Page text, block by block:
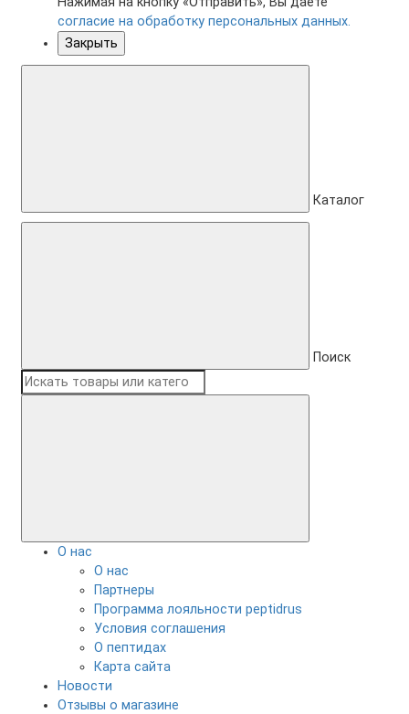
согласие на обработку персональных данных.
Закрыть
Каталог
Поиск
О нас
О нас
Партнеры
Программа лояльности peptidrus
Условия соглашения
О пептидах
Карта сайта
Новости
Отзывы о магазине